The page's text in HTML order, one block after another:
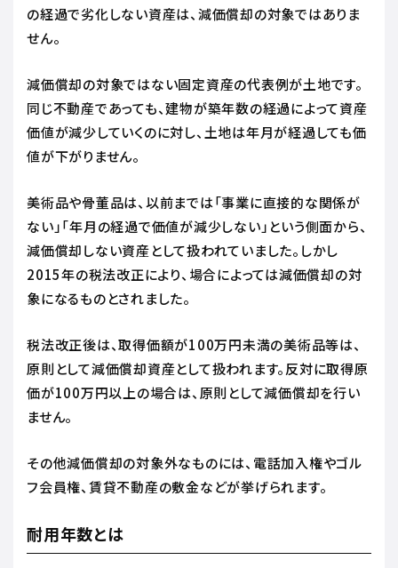
の経過で劣化しない資産は、減価償却の対象ではありま
せん。
減価償却の対象ではない固定資産の代表例が土地です。
同じ不動産であっても、建物が築年数の経過によって資産
価値が減少していくのに対し、土地は年月が経過しても価
値が下がりません。
美術品や骨董品は、以前までは「事業に直接的な関係が
ない」「年月の経過で価値が減少しない」という側面から、
減価償却しない資産として扱われていました。しかし
2015年の税法改正により、場合によっては減価償却の対
象になるものとされました。
税法改正後は、取得価額が100万円未満の美術品等は、
原則として減価償却資産として扱われます。反対に取得原
価が100万円以上の場合は、原則として減価償却を行い
ません。
その他減価償却の対象外なものには、電話加入権やゴル
フ会員権、賃貸不動産の敷金などが挙げられます。
耐用年数とは